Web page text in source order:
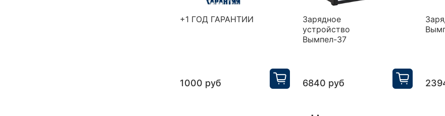
+1 ГОД ГАРАНТИИ
1000 руб
Зарядное
устройство
Вымпел-37
6840 руб